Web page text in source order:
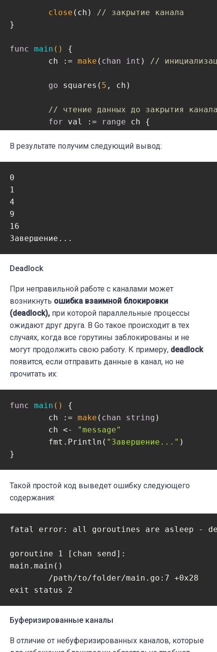
close (ch) // закрытие канала
}
func main ()
{
	ch :=
make ( chan int ) //
go squares( 5 , ch)
// чтение данных до закрытия
for val := range ch {
	}
}
В результате получим следующий вывод:
0
1
4
9
16
Deadlock
При неправильной работе с каналами может
возникнуть ошибка взаимной блокировки
(deadlock), при которой параллельные процессы
ожидают друг друга. В Go такое происходит в тех
случаях, когда все горутины заблокированы и не
могут продолжить свою работу. К примеру, deadlock
появится, если отправить данные в канал, но не
прочитать их:
func main ()
{
	ch :=
make ( chan string )
	ch <-
"message"
	fmt.Println(
"Завершение..." )
}
Такой простой код выведет ошибку следующего
содержания:
fatal error: all goroutines are asleep -
goroutine 1 [chan send]:
main.main()
        /path/to/folder/main.go:7 +0x28
exit status 2
Буферизированные каналы
В отличие от небуферизированных каналов, которые